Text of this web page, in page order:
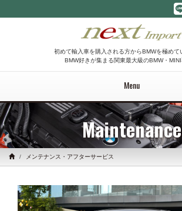
初めて輸入車を購入される方からBMWを極めて
BMW好きが集まる関東最大級のBMW・
Menu
Maintenance
メンテナンス・アフターサービス